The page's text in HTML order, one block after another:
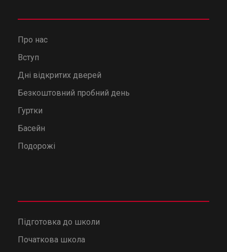
Про нас
Вступ
Дні відкритих дверей
Безкоштовний пробний день
Гуртки
Басейн
Подорожі
Підготовка до школи
Початкова школа